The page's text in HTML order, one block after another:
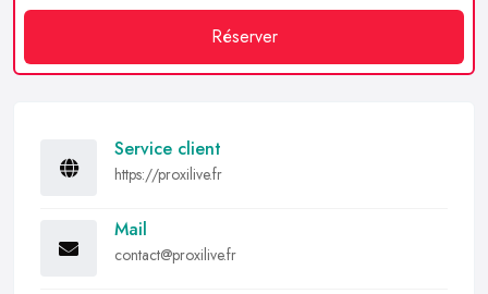
Réserver
Service client
https://proxilive.fr
Mail
contact@proxilive.fr